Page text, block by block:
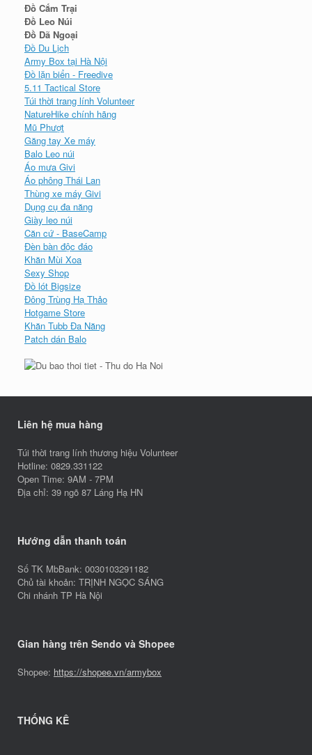
Đồ Cắm Trại
Đồ Leo Núi
Đồ Dã Ngoại
Đồ Du Lịch
Army Box tại Hà Nội
Đồ lặn biển - Freedive
5.11 Tactical Store
Túi thời trang lính Volunteer
NatureHike chính hãng
Mũ Phượt
Găng tay Xe máy
Balo Leo núi
Áo mưa Givi
Áo phông Thái Lan
Thùng xe máy Givi
Dụng cụ đa năng
Giày leo núi
Căn cứ - BaseCamp
Đèn bàn độc đáo
Khăn Mùi Xoa
Sexy Shop
Đồ lót Bigsize
Đông Trùng Hạ Thảo
Hotgame Store
Khăn Tubb Đa Năng
Patch dán Balo
Liên hệ mua hàng
Túi thời trang lính thương hiệu Volunteer
Hotline: 0829.331122
Open Time: 9AM - 7PM
Địa chỉ: 39 ngõ 87 Láng Hạ HN
Hướng dẫn thanh toán
Số TK MbBank: 0030103291182
Chủ tài khoản: TRỊNH NGỌC SÁNG
Chi nhánh TP Hà Nội
Gian hàng trên Sendo và Shopee
Shopee: https://shopee.vn/armybox
THỐNG KÊ